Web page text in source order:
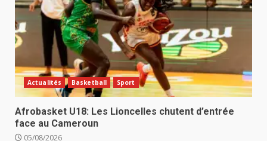
Actualités Basketball Sport
Afrobasket U18: Les Lioncelles chutent d’entrée
face au Cameroun
05/08/2026